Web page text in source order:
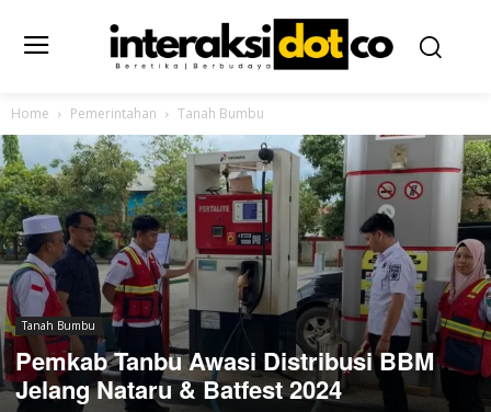
Home Pemerintahan Tanah Bumbu
Tanah Bumbu
Pemkab Tanbu Awasi Distribusi BBM
Jelang Nataru & Batfest 2024